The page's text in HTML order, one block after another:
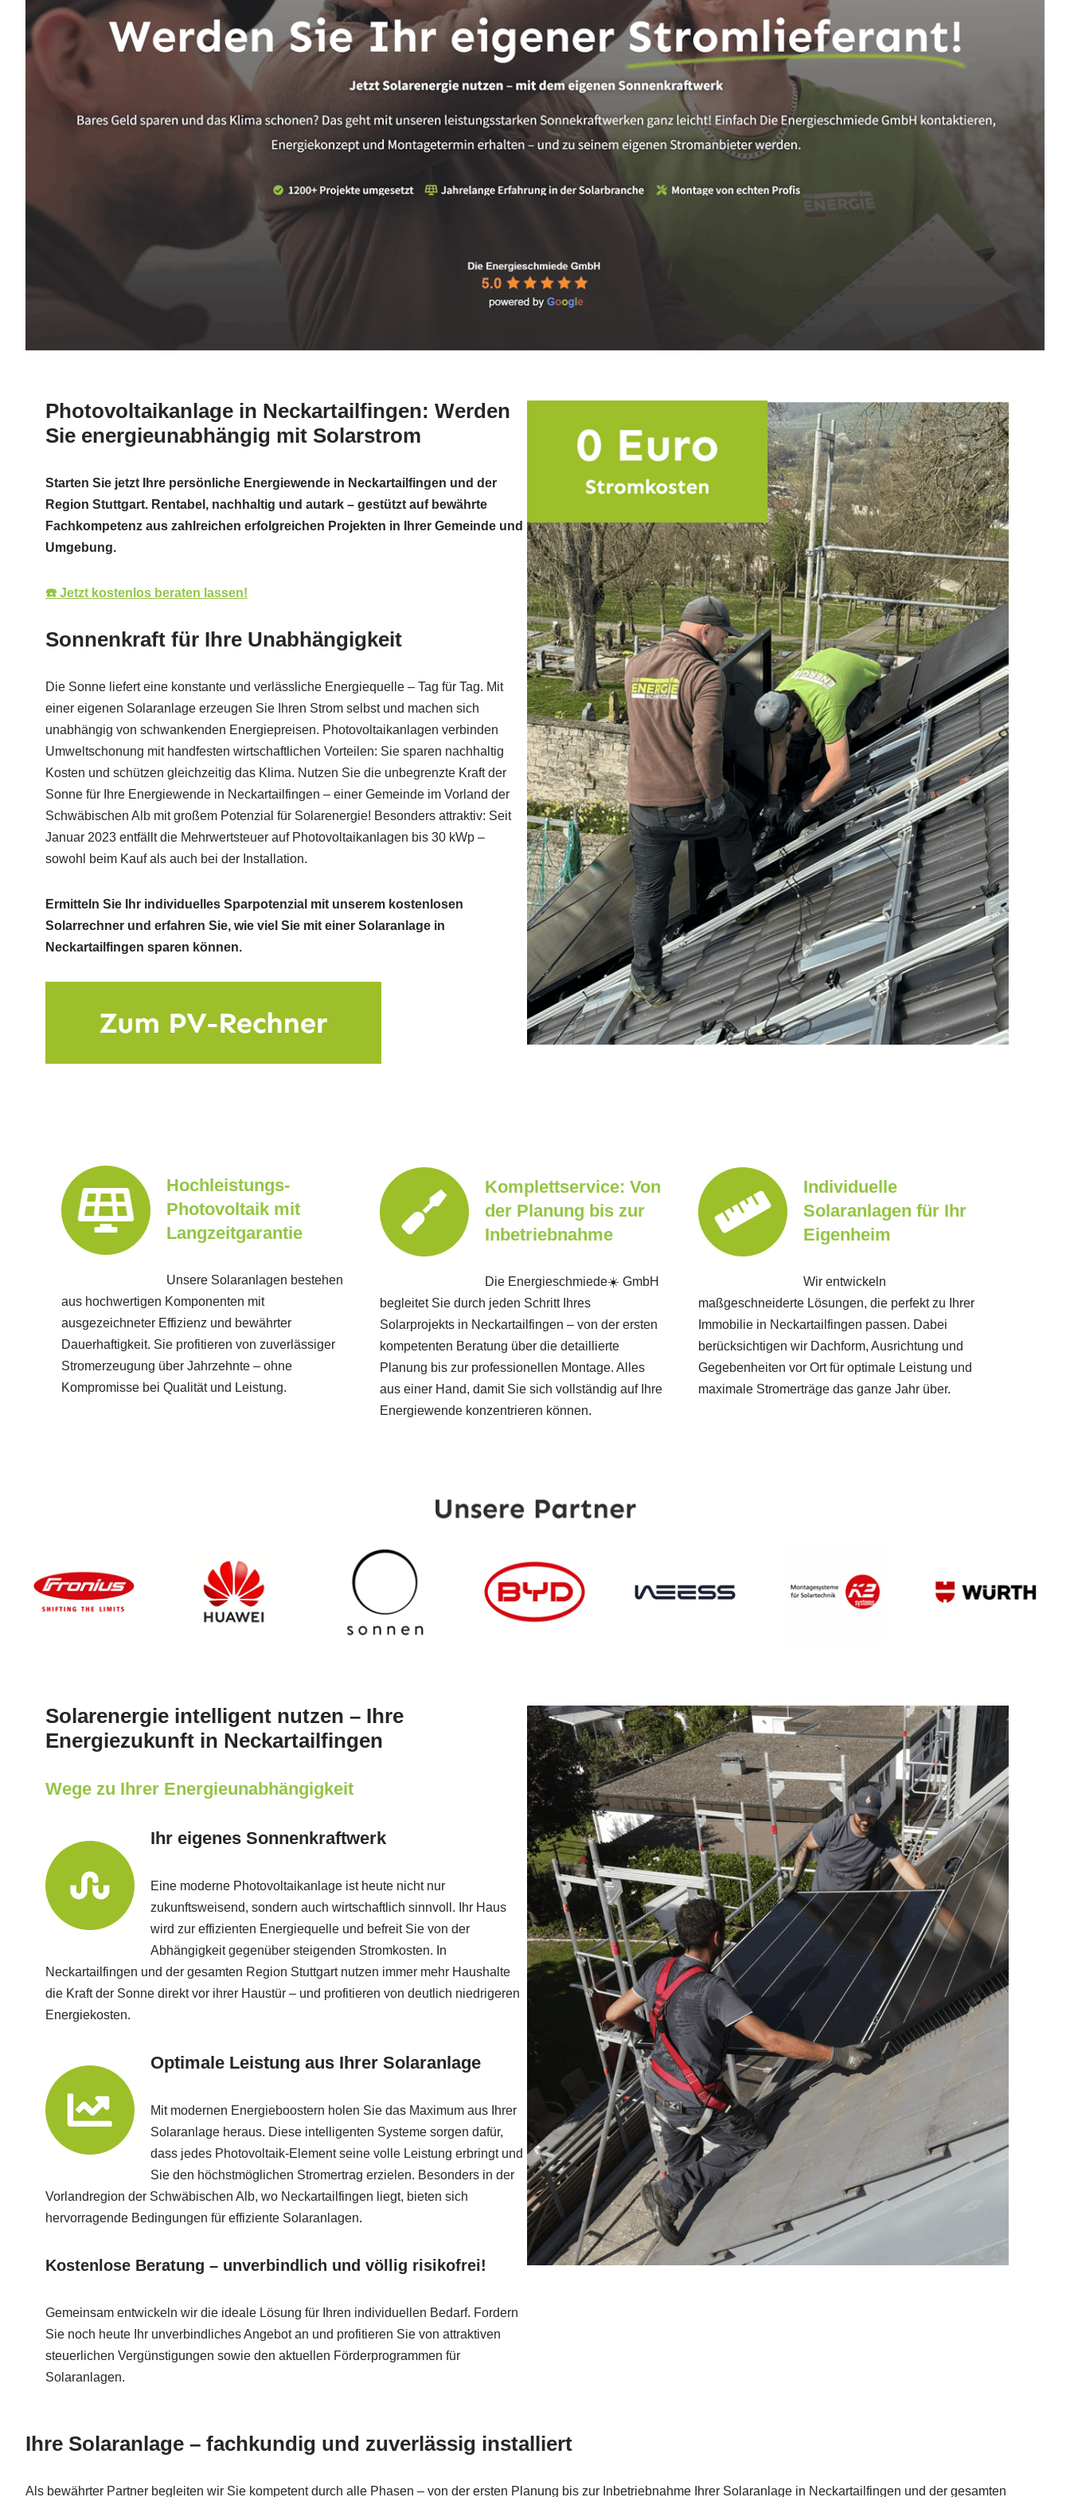
Photovoltaikanlage in Neckartailfingen: Werden
Sie energieunabhängig mit Solarstrom
Starten Sie jetzt Ihre persönliche Energiewende in Neckartailfingen und der
Region Stuttgart. Rentabel, nachhaltig und autark – gestützt auf bewährte
Fachkompetenz aus zahlreichen erfolgreichen Projekten in Ihrer Gemeinde und
Umgebung.
☎️ Jetzt kostenlos beraten lassen!
Sonnenkraft für Ihre Unabhängigkeit
Die Sonne liefert eine konstante und verlässliche Energiequelle – Tag für Tag. Mit
einer eigenen Solaranlage erzeugen Sie Ihren Strom selbst und machen sich
unabhängig von schwankenden Energiepreisen. Photovoltaikanlagen verbinden
Umweltschonung mit handfesten wirtschaftlichen Vorteilen: Sie sparen nachhaltig
Kosten und schützen gleichzeitig das Klima. Nutzen Sie die unbegrenzte Kraft der
Sonne für Ihre Energiewende in Neckartailfingen – einer Gemeinde im Vorland der
Schwäbischen Alb mit großem Potenzial für Solarenergie! Besonders attraktiv: Seit
Januar 2023 entfällt die Mehrwertsteuer auf Photovoltaikanlagen bis 30 kWp –
sowohl beim Kauf als auch bei der Installation.
Ermitteln Sie Ihr individuelles Sparpotenzial mit unserem kostenlosen
Solarrechner und erfahren Sie, wie viel Sie mit einer Solaranlage in
Neckartailfingen sparen können.
Hochleistungs-
Photovoltaik mit
Langzeitgarantie
Unsere Solaranlagen bestehen
aus hochwertigen Komponenten mit
ausgezeichneter Effizienz und bewährter
Dauerhaftigkeit. Sie profitieren von zuverlässiger
Stromerzeugung über Jahrzehnte – ohne
Kompromisse bei Qualität und Leistung.
Komplettservice: Von
der Planung bis zur
Inbetriebnahme
Die Energieschmiede☀️ GmbH
begleitet Sie durch jeden Schritt Ihres
Solarprojekts in Neckartailfingen – von der ersten
kompetenten Beratung über die detaillierte
Planung bis zur professionellen Montage. Alles
aus einer Hand, damit Sie sich vollständig auf Ihre
Energiewende konzentrieren können.
Individuelle
Solaranlagen für Ihr
Eigenheim
Wir entwickeln
maßgeschneiderte Lösungen, die perfekt zu Ihrer
Immobilie in Neckartailfingen passen. Dabei
berücksichtigen wir Dachform, Ausrichtung und
Gegebenheiten vor Ort für optimale Leistung und
maximale Stromerträge das ganze Jahr über.
Solarenergie intelligent nutzen – Ihre
Energiezukunft in Neckartailfingen
Wege zu Ihrer Energieunabhängigkeit
Ihr eigenes Sonnenkraftwerk
Eine moderne Photovoltaikanlage ist heute nicht nur
zukunftsweisend, sondern auch wirtschaftlich sinnvoll. Ihr Haus
wird zur effizienten Energiequelle und befreit Sie von der
Abhängigkeit gegenüber steigenden Stromkosten. In
Neckartailfingen und der gesamten Region Stuttgart nutzen immer mehr Haushalte
die Kraft der Sonne direkt vor ihrer Haustür – und profitieren von deutlich niedrigeren
Energiekosten.
Optimale Leistung aus Ihrer Solaranlage
Mit modernen Energieboostern holen Sie das Maximum aus Ihrer
Solaranlage heraus. Diese intelligenten Systeme sorgen dafür,
dass jedes Photovoltaik-Element seine volle Leistung erbringt und
Sie den höchstmöglichen Stromertrag erzielen. Besonders in der
Vorlandregion der Schwäbischen Alb, wo Neckartailfingen liegt, bieten sich
hervorragende Bedingungen für effiziente Solaranlagen.
Kostenlose Beratung – unverbindlich und völlig risikofrei!
Gemeinsam entwickeln wir die ideale Lösung für Ihren individuellen Bedarf. Fordern
Sie noch heute Ihr unverbindliches Angebot an und profitieren Sie von attraktiven
steuerlichen Vergünstigungen sowie den aktuellen Förderprogrammen für
Solaranlagen.
Ihre Solaranlage – fachkundig und zuverlässig installiert
Als bewährter Partner begleiten wir Sie kompetent durch alle Phasen – von der ersten Planung bis zur Inbetriebnahme Ihrer Solaranlage in Neckartailfingen und der gesamten